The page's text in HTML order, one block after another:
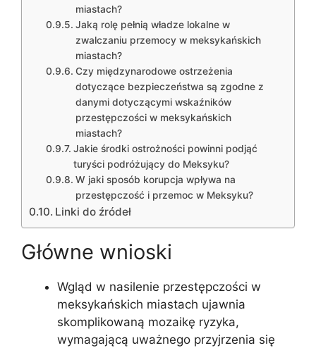
miastach?
Jaką rolę pełnią władze lokalne w
zwalczaniu przemocy w meksykańskich
miastach?
Czy międzynarodowe ostrzeżenia
dotyczące bezpieczeństwa są zgodne z
danymi dotyczącymi wskaźników
przestępczości w meksykańskich
miastach?
Jakie środki ostrożności powinni podjąć
turyści podróżujący do Meksyku?
W jaki sposób korupcja wpływa na
przestępczość i przemoc w Meksyku?
Linki do źródeł
Główne wnioski
Wgląd w nasilenie przestępczości w
meksykańskich miastach ujawnia
skomplikowaną mozaikę ryzyka,
wymagającą uważnego przyjrzenia się